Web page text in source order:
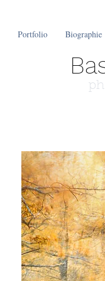
Portfolio Biographie